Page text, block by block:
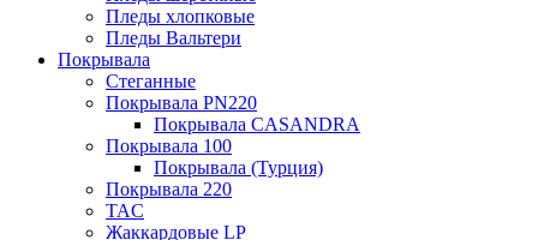
Пледы хлопковые
Пледы Вальтери
Покрывала
Стеганные
Покрывала PN220
Покрывала CASANDRA
Покрывала 100
Покрывала (Турция)
Покрывала 220
TAC
Жаккардовые LP